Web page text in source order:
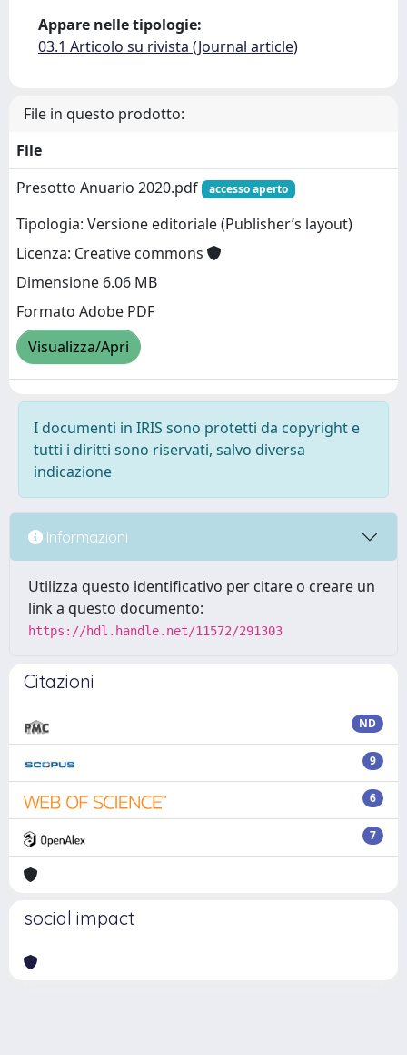
Appare nelle tipologie:
03.1 Articolo su rivista (Journal article)
File in questo prodotto:
File
Presotto Anuario 2020.pdf
accesso aperto
Tipologia: Versione editoriale (Publisher’s layout)
Licenza: Creative commons
Dimensione 6.06 MB
Formato Adobe PDF
Visualizza/Apri
I documenti in IRIS sono protetti da copyright e
tutti i diritti sono riservati, salvo diversa
indicazione
Informazioni
Utilizza questo identificativo per citare o creare un
link a questo documento:
https://hdl.handle.net/11572/291303
Citazioni
ND
9
6
7
social impact